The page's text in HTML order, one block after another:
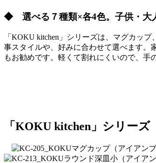
◆ 選べる７種類×各4色。子供・大
「KOKU kitchen」シリーズは、マグカッ
事スタイルや、好みに合わせて選べます。
もお勧めです。軽くて割れにくいので、手
「KOKU kitchen」シリーズ